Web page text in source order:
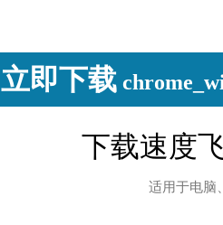
立即下载
下载速度
适用于电脑